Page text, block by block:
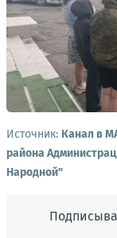
Источник: Канал в
района
Народной"